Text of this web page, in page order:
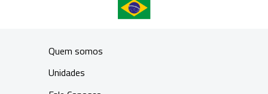
Quem somos
Unidades